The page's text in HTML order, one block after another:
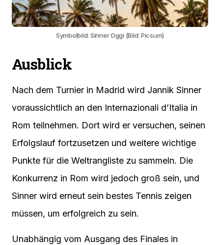
Symbolbild: Sinner Oggi (Bild: Picsum)
Ausblick
Nach dem Turnier in Madrid wird Jannik Sinner
voraussichtlich an den Internazionali d’Italia in
Rom teilnehmen. Dort wird er versuchen, seinen
Erfolgslauf fortzusetzen und weitere wichtige
Punkte für die Weltrangliste zu sammeln. Die
Konkurrenz in Rom wird jedoch groß sein, und
Sinner wird erneut sein bestes Tennis zeigen
müssen, um erfolgreich zu sein.
Unabhängig vom Ausgang des Finales in